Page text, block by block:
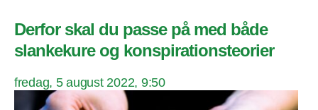
Derfor skal du passe på med både
slankekure og konspirationsteorier
fredag, 5 august 2022, 9:50